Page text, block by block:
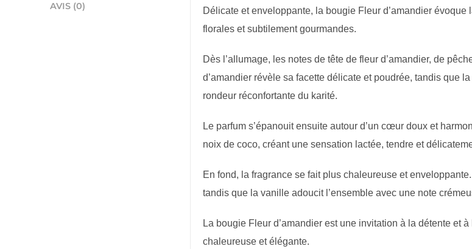
AVIS (0)
Délicate et enveloppante, la bougie Fleur d’amandier
florales et subtilement gourmandes.
Dès l’allumage, les notes de tête de fleur d’amandier, de
d’amandier révèle sa facette délicate et poudrée, tandis que
rondeur réconfortante du karité.
Le parfum s’épanouit ensuite autour d’un cœur doux et
noix de coco, créant une sensation lactée, tendre et
En fond, la fragrance se fait plus chaleureuse et
tandis que la vanille adoucit l’ensemble avec une note
La bougie Fleur d’amandier est une invitation à la détente et
chaleureuse et élégante.